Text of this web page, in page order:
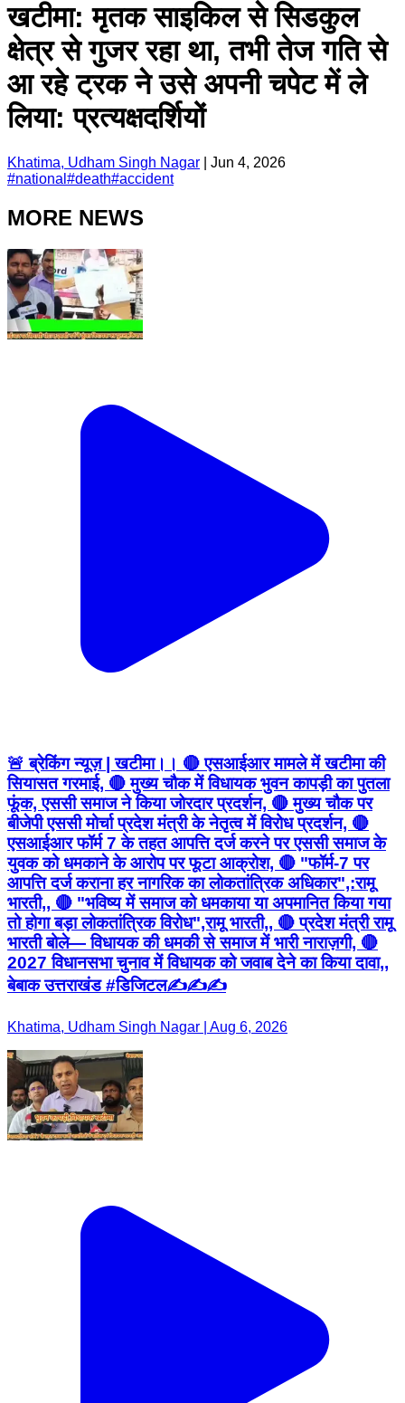
खटीमा: मृतक साइकिल से सिडकुल
क्षेत्र से गुजर रहा था, तभी तेज गति से
आ रहे ट्रक ने उसे अपनी चपेट में ले
लिया: प्रत्यक्षदर्शियों
Khatima, Udham Singh Nagar
Jun 4, 2026
#national #death#accident
MORE NEWS
🚨 ब्रेकिंग न्यूज़ | खटीमा।। 🔴 एसआईआर मामले में खटीमा की
सियासत गरमाई, 🔴 मुख्य चौक में विधायक भुवन कापड़ी का पुतला
फूंक, एससी समाज ने किया जोरदार प्रदर्शन, 🔴 मुख्य चौक पर
बीजेपी एससी मोर्चा प्रदेश मंत्री के नेतृत्व में विरोध प्रदर्शन, 🔴
एसआईआर फॉर्म 7 के तहत आपत्ति दर्ज करने पर एससी समाज के
युवक को धमकाने के आरोप पर फूटा आक्रोश, 🔴 "फॉर्म-7 पर
आपत्ति दर्ज कराना हर नागरिक का लोकतांत्रिक अधिकार",:रामू
भारती,, 🔴 "भविष्य में समाज को धमकाया या अपमानित किया गया
तो होगा बड़ा लोकतांत्रिक विरोध",रामू भारती,, 🔴 प्रदेश मंत्री रामू
भारती बोले— विधायक की धमकी से समाज में भारी नाराज़गी, 🔴
2027 विधानसभा चुनाव में विधायक को जवाब देने का किया दावा,,
बेबाक उत्तराखंड #डिजिटल✍️✍️✍️
Khatima, Udham Singh Nagar | Aug 6, 2026